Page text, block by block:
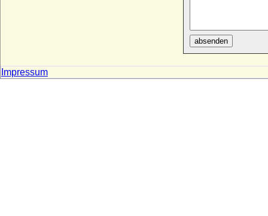
absenden
Impressum